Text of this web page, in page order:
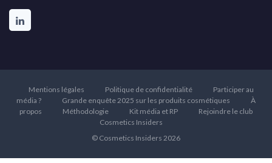
Mentions légales Politique de confidentialité
Participer au
média ?
Grande enquête 2025 sur les produits cosmétiques
À
propos
Méthodologie Kit média et RP
Rejoindre le club
Cosmetics Insiders
© Cosmetics Insiders 2026